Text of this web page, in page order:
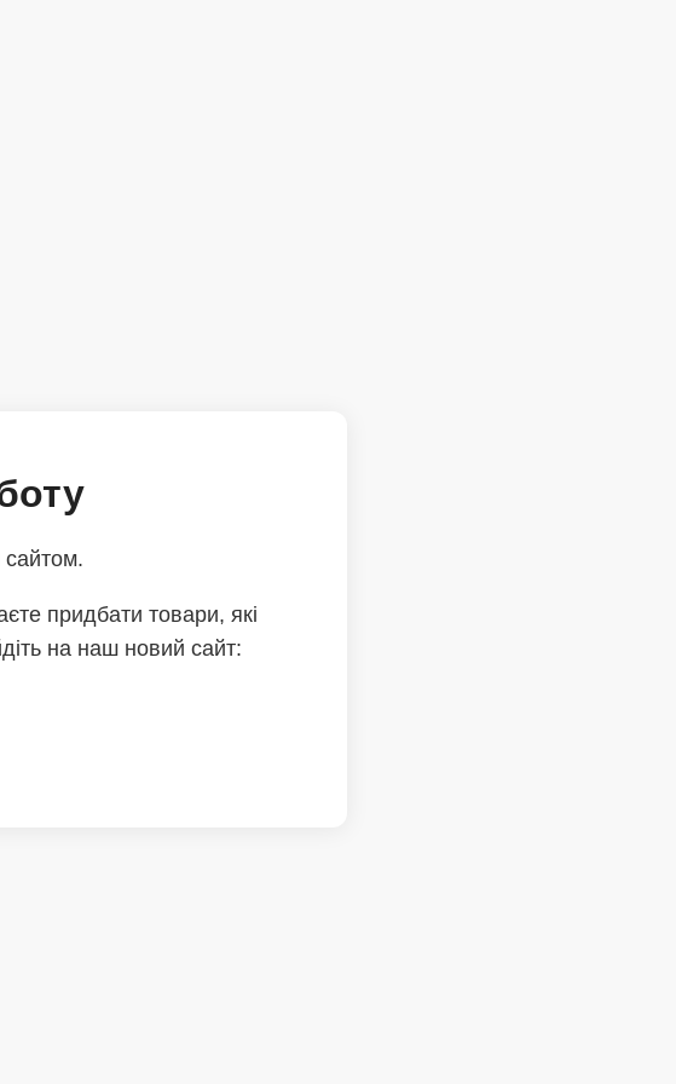
придбати товари, які
на наш новий сайт: